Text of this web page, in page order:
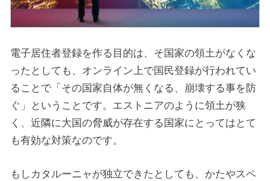
電子居住者登録を作る目的は、そ国家の領土がなくな
ったとしても、オンライン上で国民登録が行われてい
ることで「その国家自体が無くなる、崩壊する事を防
ぐ」ということです。エストニアのように領土が狭
く、近隣に大国の脅威が存在する国家にとってはとて
も有効な対策なのです。
もしカタルーニャが独立できたとしても、かたやスペ